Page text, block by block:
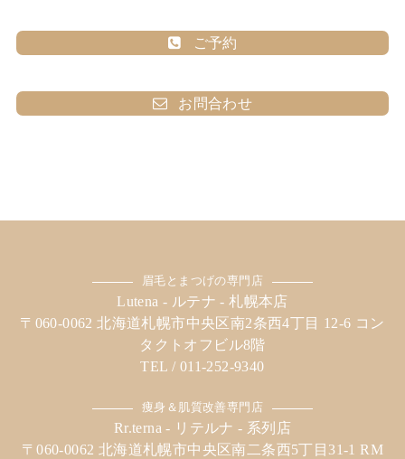
ご予約
お問合わせ
眉毛とまつげの専門店
Lutena - ルテナ - 札幌本店
〒060-0062 北海道札幌市中央区南2条西4丁目 12-6 コン
タクトオフビル8階
TEL / 011-252-9340
痩身＆肌質改善専門店
Rr.terna - リテルナ - 系列店
〒060-0062 北海道札幌市中央区南二条西5丁目31-1 RM